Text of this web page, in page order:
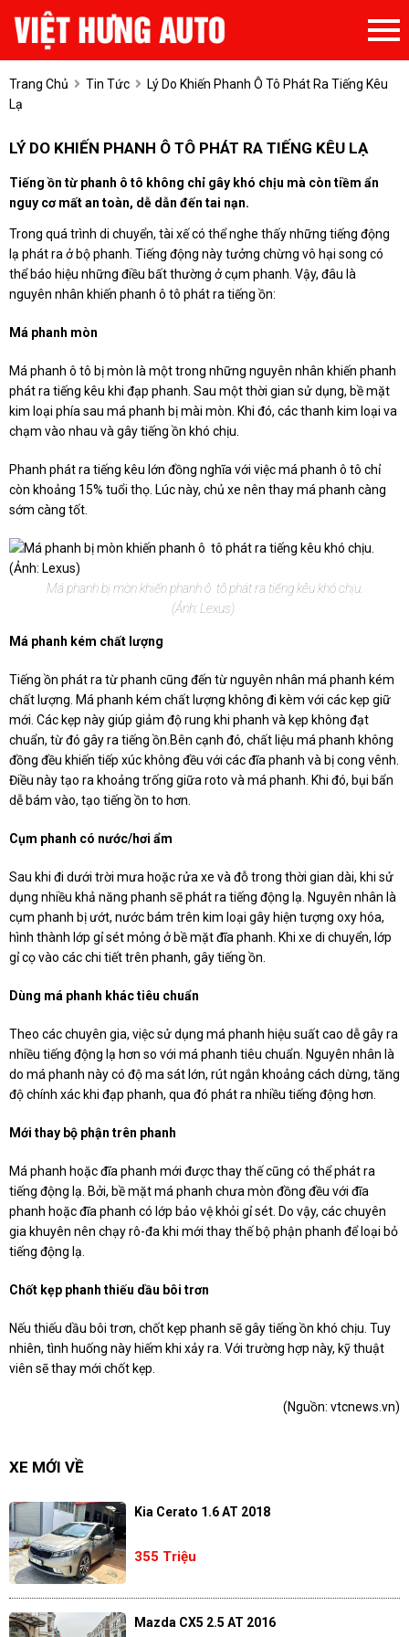
Trang Chủ Tin Tức
Lý Do Khiến Phanh Ô Tô Phát Ra Tiếng Kêu
Lạ
LÝ DO KHIẾN PHANH Ô TÔ PHÁT RA TIẾNG KÊU LẠ
Tiếng ồn từ phanh ô tô không chỉ gây khó chịu mà còn tiềm ẩn
nguy cơ mất an toàn, dễ dẫn đến tai nạn.
Trong quá trình di chuyển, tài xế có thể nghe thấy những tiếng động
lạ phát ra ở bộ phanh. Tiếng động này tưởng chừng vô hại song có
thể báo hiệu những điều bất thường ở cụm phanh. Vậy, đâu là
nguyên nhân khiến phanh ô tô phát ra tiếng ồn:
Má phanh mòn
Má phanh ô tô bị mòn là một trong những nguyên nhân khiến phanh
phát ra tiếng kêu khi đạp phanh. Sau một thời gian sử dụng, bề mặt
kim loại phía sau má phanh bị mài mòn. Khi đó, các thanh kim loại va
chạm vào nhau và gây tiếng ồn khó chịu.
Phanh phát ra tiếng kêu lớn đồng nghĩa với việc má phanh ô tô chỉ
còn khoảng 15% tuổi thọ. Lúc này, chủ xe nên thay má phanh càng
sớm càng tốt.
Má phanh bị mòn khiến phanh ô tô phát ra tiếng kêu khó chịu.
(Ảnh: Lexus)
Má phanh kém chất lượng
Tiếng ồn phát ra từ phanh cũng đến từ nguyên nhân má phanh kém
chất lượng. Má phanh kém chất lượng không đi kèm với các kẹp giữ
mới. Các kẹp này giúp giảm độ rung khi phanh và kẹp không đạt
chuẩn, từ đó gây ra tiếng ồn.Bên cạnh đó, chất liệu má phanh không
đồng đều khiến tiếp xúc không đều với các đĩa phanh và bị cong vênh.
Điều này tạo ra khoảng trống giữa roto và má phanh. Khi đó, bụi bẩn
dễ bám vào, tạo tiếng ồn to hơn.
Cụm phanh có nước/hơi ẩm
Sau khi đi dưới trời mưa hoặc rửa xe và đỗ trong thời gian dài, khi sử
dụng nhiều khả năng phanh sẽ phát ra tiếng động lạ. Nguyên nhân là
cụm phanh bị ướt, nước bám trên kim loại gây hiện tượng oxy hóa,
hình thành lớp gỉ sét mỏng ở bề mặt đĩa phanh. Khi xe di chuyển, lớp
gỉ cọ vào các chi tiết trên phanh, gây tiếng ồn.
Dùng má phanh khác tiêu chuẩn
Theo các chuyên gia, việc sử dụng má phanh hiệu suất cao dễ gây ra
nhiều tiếng động lạ hơn so với má phanh tiêu chuẩn. Nguyên nhân là
do má phanh này có độ ma sát lớn, rút ngắn khoảng cách dừng, tăng
độ chính xác khi đạp phanh, qua đó phát ra nhiều tiếng động hơn.
Mới thay bộ phận trên phanh
Má phanh hoặc đĩa phanh mới được thay thế cũng có thể phát ra
tiếng động lạ. Bởi, bề mặt má phanh chưa mòn đồng đều với đĩa
phanh hoặc đĩa phanh có lớp bảo vệ khỏi gỉ sét. Do vậy, các chuyên
gia khuyên nên chạy rô-đa khi mới thay thế bộ phận phanh để loại bỏ
tiếng động lạ.
Chốt kẹp phanh thiếu dầu bôi trơn
Nếu thiếu dầu bôi trơn, chốt kẹp phanh sẽ gây tiếng ồn khó chịu. Tuy
nhiên, tình huống này hiếm khi xảy ra. Với trường hợp này, kỹ thuật
viên sẽ thay mới chốt kẹp.
(Nguồn: vtcnews.vn)
XE MỚI VỀ
Kia Cerato 1.6 AT 2018
355 Triệu
Mazda CX5 2.5 AT 2016